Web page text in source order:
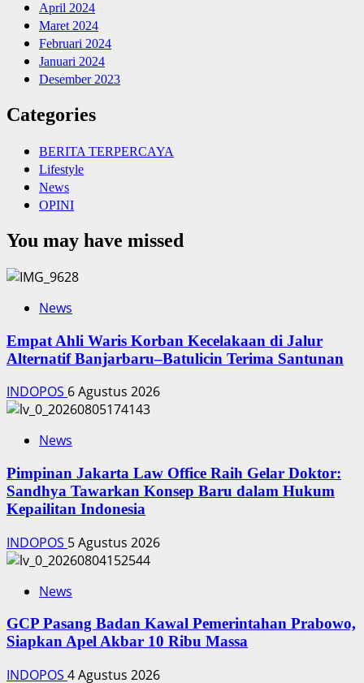
April 2024
Maret 2024
Februari 2024
Januari 2024
Desember 2023
Categories
BERITA TERPERCAYA
Lifestyle
News
OPINI
You may have missed
News
Empat Ahli Waris Korban Kecelakaan di Jalur
Alternatif Banjarbaru–Batulicin Terima Santunan
INDOPOS 6 Agustus 2026
News
Pimpinan Jakarta Law Office Raih Gelar Doktor:
Sandhya Tawarkan Konsep Baru dalam Hukum
Kepailitan Indonesia
INDOPOS 5 Agustus 2026
News
‎GCP Pasang Badan Kawal Pemerintahan Prabowo,
Siapkan Apel Akbar 10 Ribu Massa
INDOPOS 4 Agustus 2026